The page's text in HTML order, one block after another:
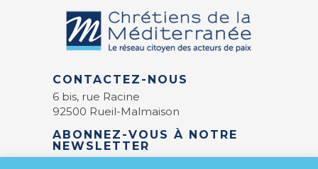
CONTACTEZ-NOUS
6 bis, rue Racine
92500 Rueil-Malmaison
ABONNEZ-VOUS À NOTRE
NEWSLETTER